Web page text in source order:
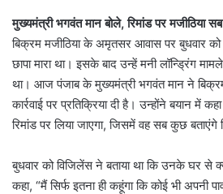
मुख्यमंत्री भगवंत मान बोले, रिमांड पर मजीठिया
बिक्रम मजीठिया के अमृतसर आवास पर बुधवार
छापा मारा था। इसके बाद उन्हें मनी लॉन्ड्रिंग
था। आज पंजाब के मुख्यमंत्री भगवंत मान ने
कार्रवाई पर प्रतिक्रिया दी है। उन्होंने बयान में
रिमांड पर लिया जाएगा, जिसमें वह सब कुछ
बुधवार को विजिलेंस ने बताया था कि उनके घर से
कहा, “मैं सिर्फ इतना ही कहूंगा कि कोई भी अपनी